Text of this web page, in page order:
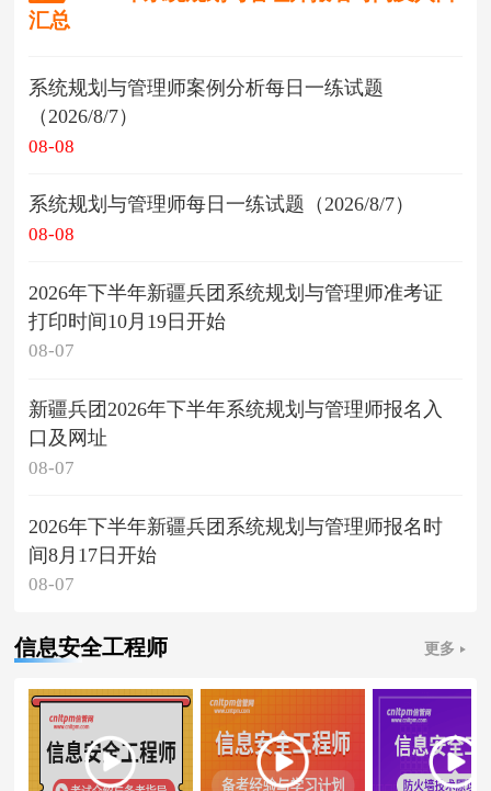
汇总
系统规划与管理师案例分析每日一练试题
（2026/8/7）
08-08
系统规划与管理师每日一练试题（2026/8/7）
08-08
2026年下半年新疆兵团系统规划与管理师准考证
打印时间10月19日开始
08-07
新疆兵团2026年下半年系统规划与管理师报名入
口及网址
08-07
2026年下半年新疆兵团系统规划与管理师报名时
间8月17日开始
08-07
信息安全工程师 更多